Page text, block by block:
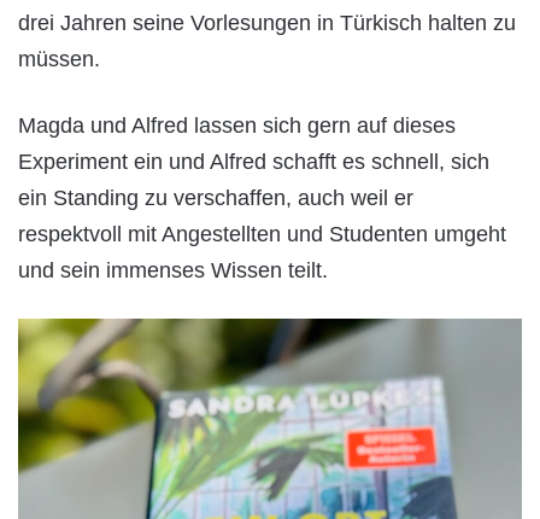
drei Jahren seine Vorlesungen in Türkisch halten zu
müssen.
Magda und Alfred lassen sich gern auf dieses
Experiment ein und Alfred schafft es schnell, sich
ein Standing zu verschaffen, auch weil er
respektvoll mit Angestellten und Studenten umgeht
und sein immenses Wissen teilt.